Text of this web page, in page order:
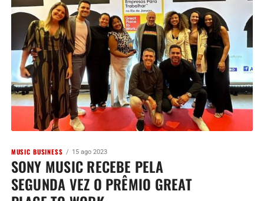
MUSIC BUSINESS 15 ago 2023
SONY MUSIC RECEBE PELA
SEGUNDA VEZ O PRÊMIO GREAT